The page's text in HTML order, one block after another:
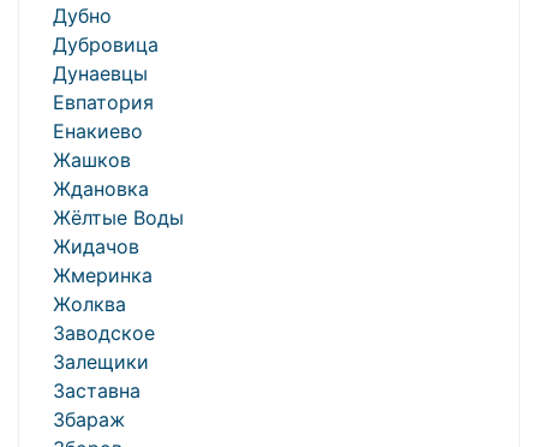
Дубно
Дубровица
Дунаевцы
Евпатория
Енакиево
Жашков
Ждановка
Жёлтые Воды
Жидачов
Жмеринка
Жолква
Заводское
Залещики
Заставна
Збараж